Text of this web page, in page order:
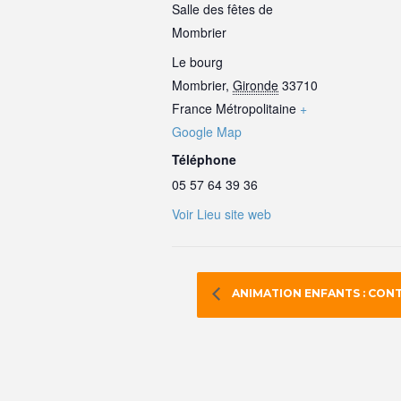
Salle des fêtes de
Mombrier
Le bourg
Mombrier, Gironde 33710
France Métropolitaine +
Google Map
Téléphone
05 57 64 39 36
Voir Lieu site web
ANIMATION ENFANTS :